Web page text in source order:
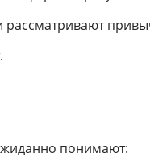
рассматривают
понимают: